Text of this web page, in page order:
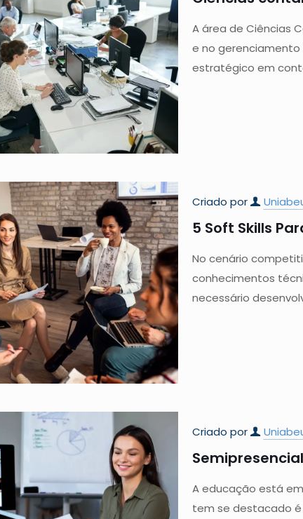
A área de Ciências
e no
estratégico em
Criado por
5 Soft Skills
No cenário
conhecimentos
necessário
Criado por
A educação está
tem se destacado é